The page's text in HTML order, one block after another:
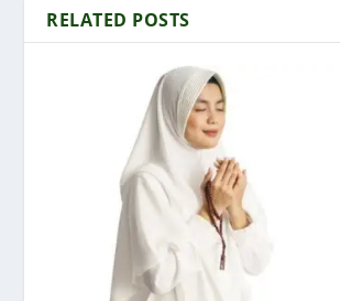
RELATED POSTS